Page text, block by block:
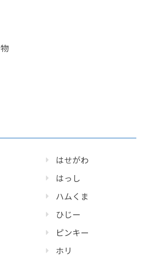
はせがわ
はっし
ハムくま
ひじー
ピンキー
ホリ